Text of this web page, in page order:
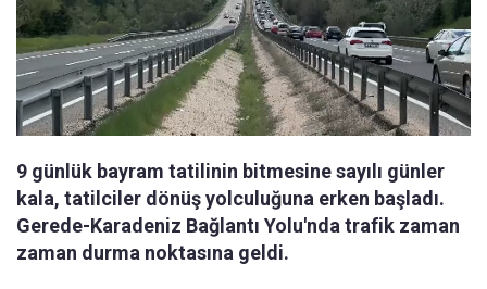
9 günlük bayram tatilinin bitmesine sayılı günler
kala, tatilciler dönüş yolculuğuna erken başladı.
Gerede-Karadeniz Bağlantı Yolu'nda trafik zaman
zaman durma noktasına geldi.